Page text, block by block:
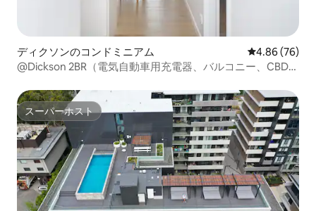
ディクソンのコンドミニアム レビュー76
4.86 (76)
@Dickson 2BR（電気自動車用充電器、バルコニー、CBDに
スーパーホスト
スーパーホスト